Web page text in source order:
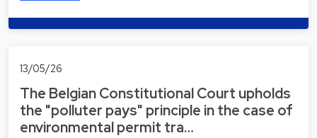
13/05/26
The Belgian Constitutional Court upholds
the "polluter pays" principle in the case of
environmental permit tra…